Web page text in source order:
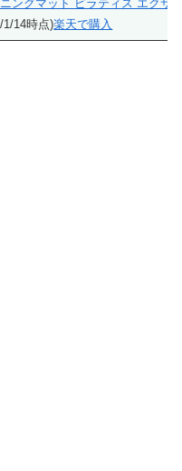
ングマット ピラティス エク
1/14時点)楽天で購入